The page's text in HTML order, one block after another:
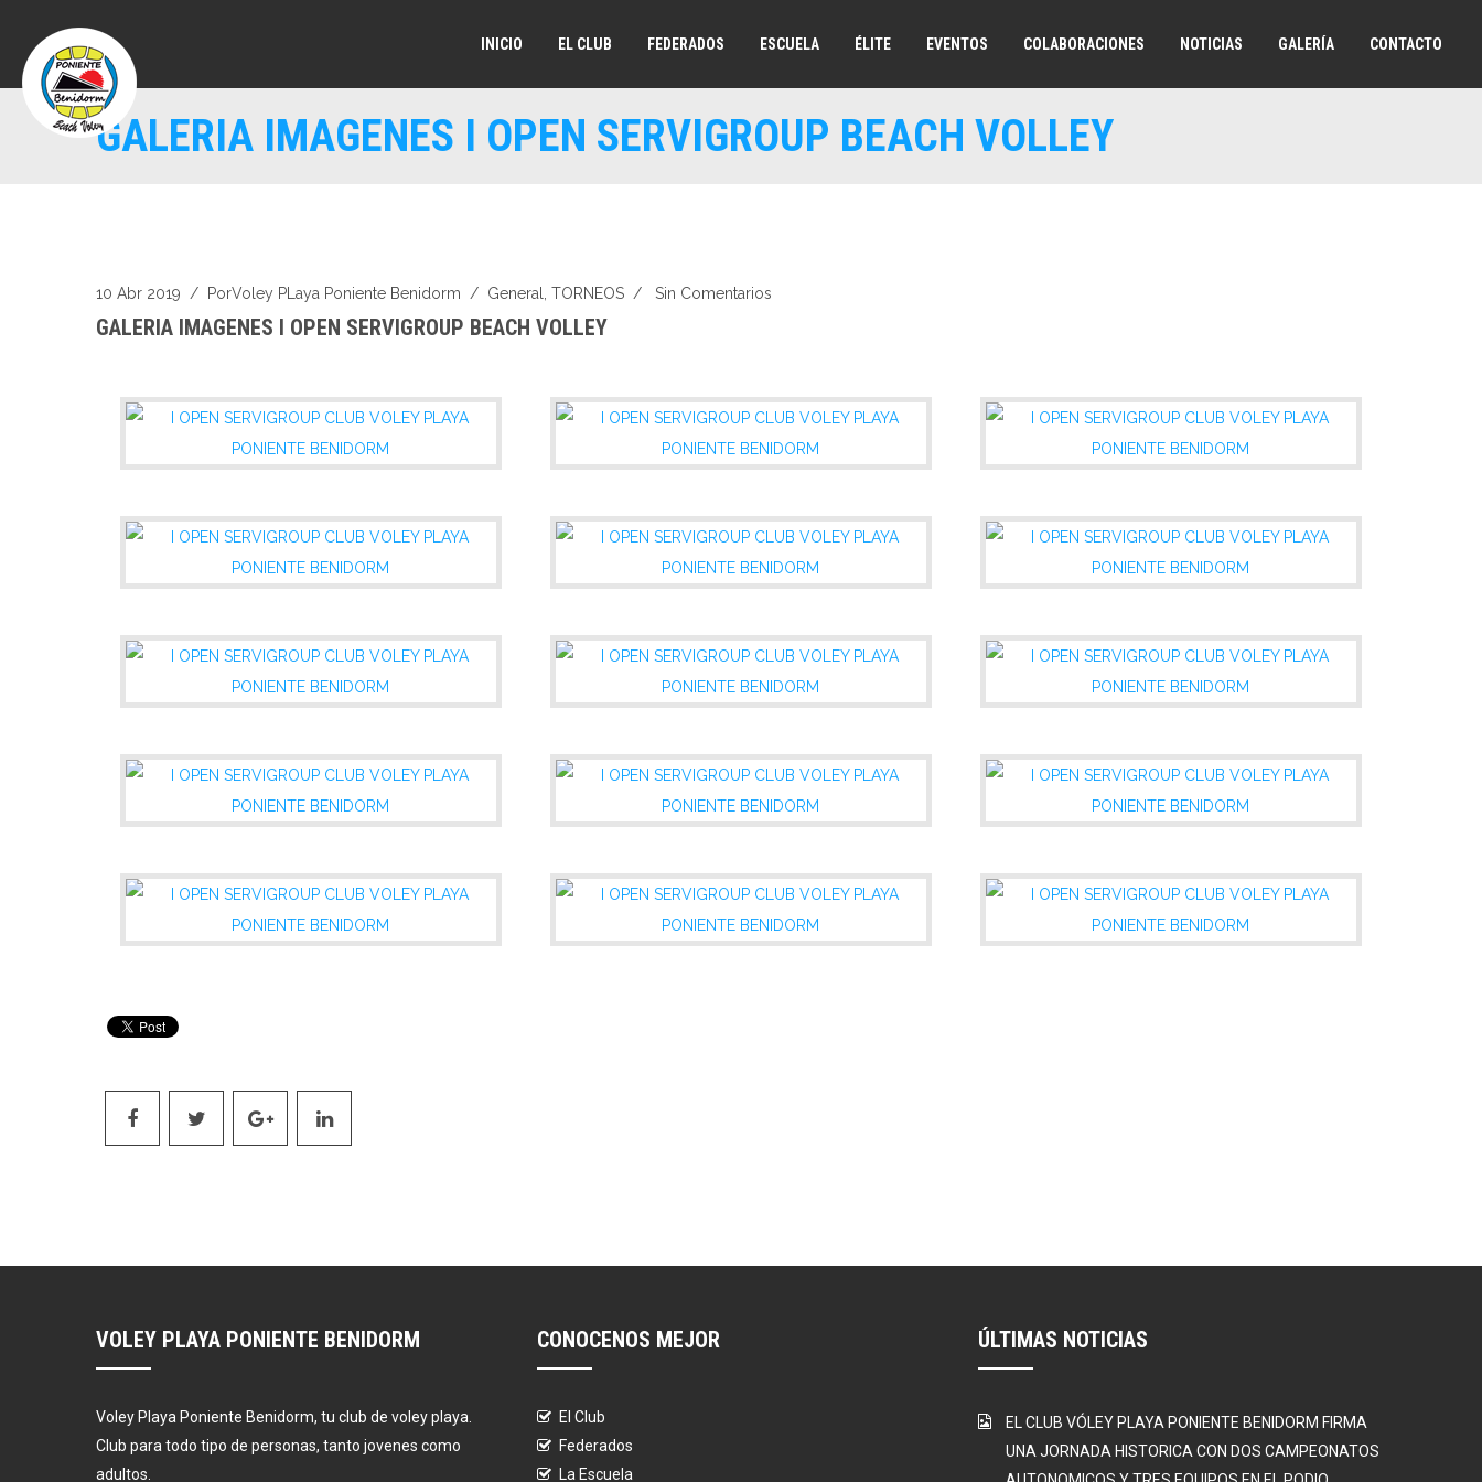
INICIO EL CLUB FEDERADOS ESCUELA ÉLITE EVENTOS COLABORACIONES NOTICIAS GALERÍA CONTACTO
GALERIA IMAGENES I OPEN SERVIGROUP BEACH VOLLEY
10 Abr 2019 / PorVoley PLaya Poniente Benidorm / General TORNEOS / Sin Comentarios
GALERIA IMAGENES I OPEN SERVIGROUP BEACH VOLLEY
VOLEY PLAYA PONIENTE BENIDORM
Voley Playa Poniente Benidorm, tu club de voley playa.
Club para todo tipo de personas, tanto jovenes como
adultos.
CONOCENOS MEJOR
El Club
Federados
La Escuela
ÚLTIMAS NOTICIAS
EL CLUB VÓLEY PLAYA PONIENTE BENIDORM FIRMA
UNA JORNADA HISTORICA CON DOS CAMPEONATOS